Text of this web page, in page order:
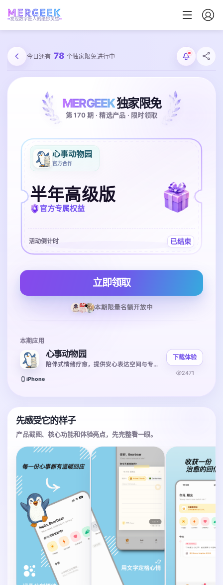
发现数字匠人的绝妙灵感
今日还有 78 个独家限免进行中
MERGEEK独家限免
第 170 期 · 精选产品 · 限时领取
心事动物园
官方合作
半年高级版
官方专属权益
活动倒计时 已结束
立即领取
本期限量名额开放中
本期应用
心事动物园
陪伴式情绪疗愈，提供安心表达空间与专属回复
iPhone
下载体验
2471
先感受它的样子
产品截图、核心功能和体验亮点，先完整看一眼。